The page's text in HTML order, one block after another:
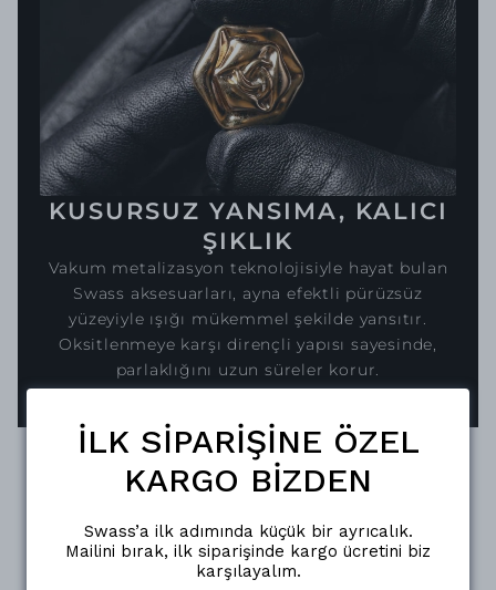
KUSURSUZ YANSIMA, KALICI
ŞIKLIK
Vakum metalizasyon teknolojisiyle hayat bulan
Swass aksesuarları, ayna efektli pürüzsüz
yüzeyiyle ışığı mükemmel şekilde yansıtır.
Oksitlenmeye karşı dirençli yapısı sayesinde,
parlaklığını uzun süreler korur.
İLK SİPARİŞİNE ÖZEL
KARGO BİZDEN
Swass’a ilk adımında küçük bir ayrıcalık.
Mailini bırak, ilk siparişinde kargo ücretini biz
karşılayalım.